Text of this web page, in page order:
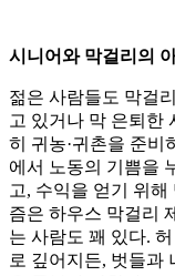
시니어와 막걸리의
젊은 사람들도 막걸
고 있거나 막 은퇴한
히 귀농·귀촌을 준비
에서 노동의 기쁨을
고, 수익을 얻기 위
즘은 하우스 막걸리
는 사람도 꽤 있다.
로 깊어지든, 벗들과